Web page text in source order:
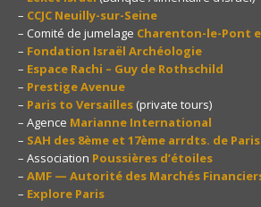
– CCJC Neuilly-sur-Seine
– Comité de jumelage Charenton-le-Pont
– Fondation Israël Archéologie
– Espace Rachi – Guy de Rothschild
– Prestige Avenue
– Paris to Versailles (private tours)
– Agence Marianne International
– SAH des 8ème et 17ème arrdts. de Paris
– Association Poussières d’étoiles
– AMF — Autorité des Marchés
– Explore Paris